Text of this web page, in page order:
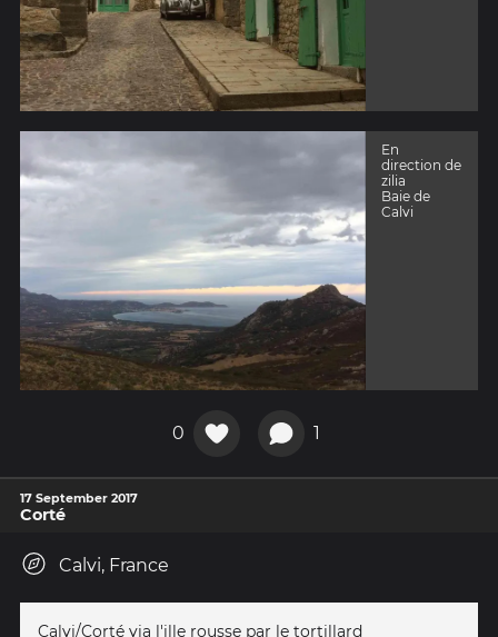
En
direction de
zilia
Baie de
Calvi
0 1
17 September 2017
Corté
Calvi, France
Calvi/Corté via l'ille rousse par le tortillard